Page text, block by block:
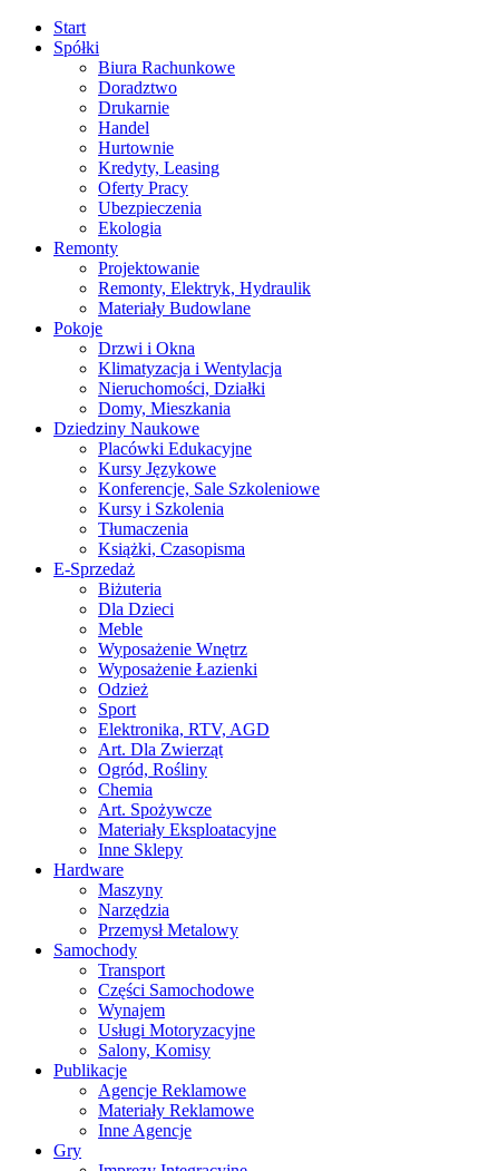
Start
Spółki
Biura Rachunkowe
Doradztwo
Drukarnie
Handel
Hurtownie
Kredyty, Leasing
Oferty Pracy
Ubezpieczenia
Ekologia
Remonty
Projektowanie
Remonty, Elektryk, Hydraulik
Materiały Budowlane
Pokoje
Drzwi i Okna
Klimatyzacja i Wentylacja
Nieruchomości, Działki
Domy, Mieszkania
Dziedziny Naukowe
Placówki Edukacyjne
Kursy Językowe
Konferencje, Sale Szkoleniowe
Kursy i Szkolenia
Tłumaczenia
Książki, Czasopisma
E-Sprzedaż
Biżuteria
Dla Dzieci
Meble
Wyposażenie Wnętrz
Wyposażenie Łazienki
Odzież
Sport
Elektronika, RTV, AGD
Art. Dla Zwierząt
Ogród, Rośliny
Chemia
Art. Spożywcze
Materiały Eksploatacyjne
Inne Sklepy
Hardware
Maszyny
Narzędzia
Przemysł Metalowy
Samochody
Transport
Części Samochodowe
Wynajem
Usługi Motoryzacyjne
Salony, Komisy
Publikacje
Agencje Reklamowe
Materiały Reklamowe
Inne Agencje
Gry